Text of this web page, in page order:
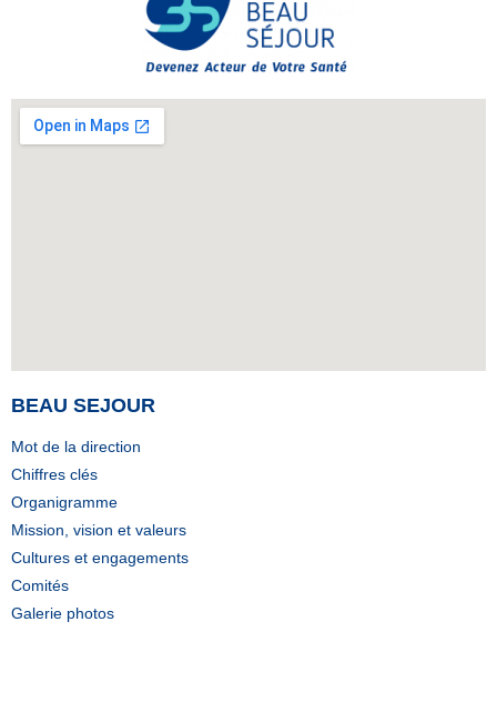
BEAU SEJOUR
Mot de la direction
Chiffres clés
Organigramme
Mission, vision et valeurs
Cultures et engagements
Comités
Galerie photos